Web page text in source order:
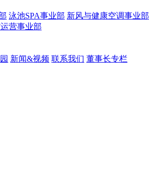
泳池SPA事业部 新风与健康空调事业部
营事业部
新闻&视频 联系我们 董事长专栏